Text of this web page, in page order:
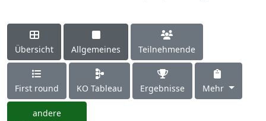
Übersicht Allgemeines Teilnehmende
First round KO Tableau Ergebnisse Mehr
andere